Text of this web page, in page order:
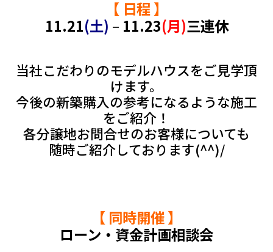
【 日程 】
11.21(土) – 11.23(月)三連休
当社こだわりのモデルハウスをご見学頂
けます。
今後の新築購入の参考になるような施工
をご紹介！
各分譲地お問合せのお客様についても
随時ご紹介しております(^^)/
【 同時開催 】
ローン・資金計画相談会